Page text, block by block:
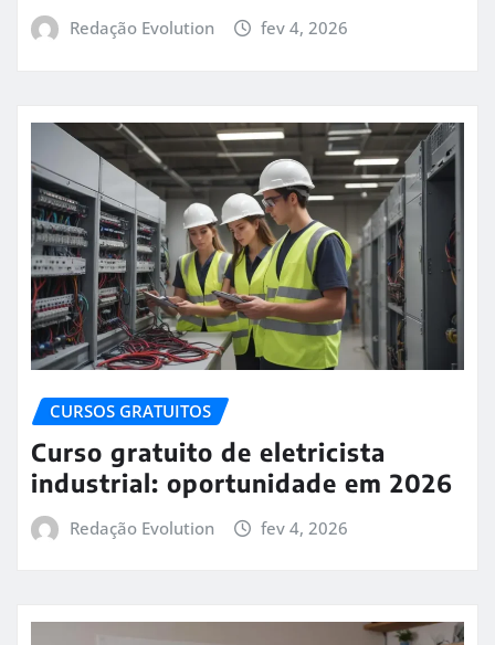
Redação Evolution fev 4, 2026
CURSOS GRATUITOS
Curso gratuito de eletricista
industrial: oportunidade em 2026
Redação Evolution fev 4, 2026